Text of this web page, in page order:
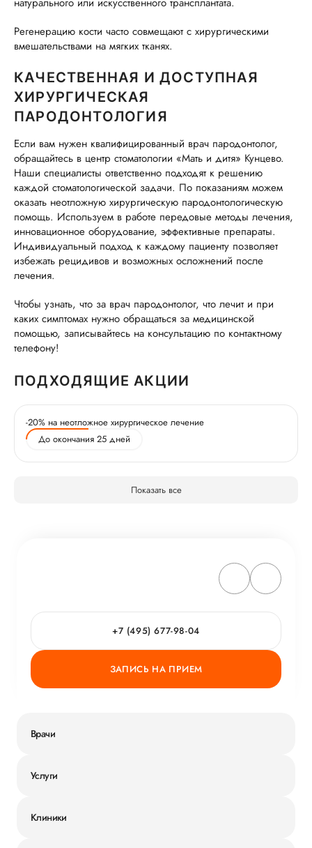
Регенерацию кости часто совмещают с хирургическими
вмешательствами на мягких тканях.
КАЧЕСТВЕННАЯ И ДОСТУПНАЯ
ХИРУРГИЧЕСКАЯ
ПАРОДОНТОЛОГИЯ
Если вам нужен квалифицированный врач пародонтолог,
обращайтесь в центр стоматологии «Мать и дитя» Кунцево.
Наши специалисты ответственно подходят к решению
каждой стоматологической задачи. По показаниям можем
оказать неотложную хирургическую пародонтологическую
помощь. Используем в работе передовые методы лечения,
инновационное оборудование, эффективные препараты.
Индивидуальный подход к каждому пациенту позволяет
избежать рецидивов и возможных осложнений после
лечения.
Чтобы узнать, что за врач пародонтолог, что лечит и при
каких симптомах нужно обращаться за медицинской
помощью, записывайтесь на консультацию по контактному
телефону!
ПОДХОДЯЩИЕ АКЦИИ
-20% на неотложное хирургическое лечение
До окончания 25 дней
Показать все
+7 (495) 677-98-04
ЗАПИСЬ НА ПРИЕМ
Врачи
Услуги
Клиники